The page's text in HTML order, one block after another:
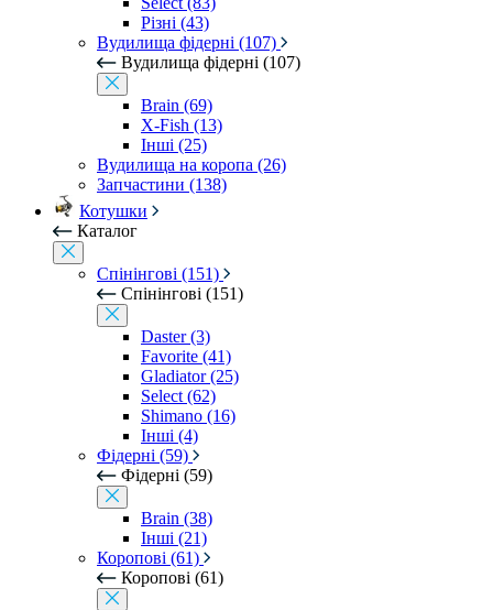
Різні (43)
Вудилища фідерні (107)
Вудилища фідерні (107)
Brain (69)
X-Fish (13)
Інші (25)
Вудилища на коропа (26)
Запчастини (138)
Котушки
Каталог
Спінінгові (151)
Спінінгові (151)
Daster (3)
Favorite (41)
Gladiator (25)
Select (62)
Shimano (16)
Інші (4)
Фідерні (59)
Фідерні (59)
Brain (38)
Інші (21)
Коропові (61)
Коропові (61)